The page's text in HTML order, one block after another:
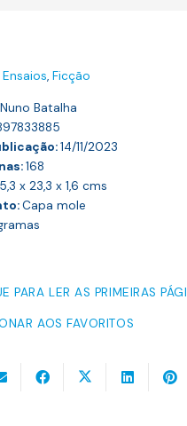
Ensaios, Ficção
Nuno Batalha
14/11/2023
168
x 23,3 x 1,6 cms
Capa mole
PARA LER AS PRIMEIRAS
AOS FAVORITOS